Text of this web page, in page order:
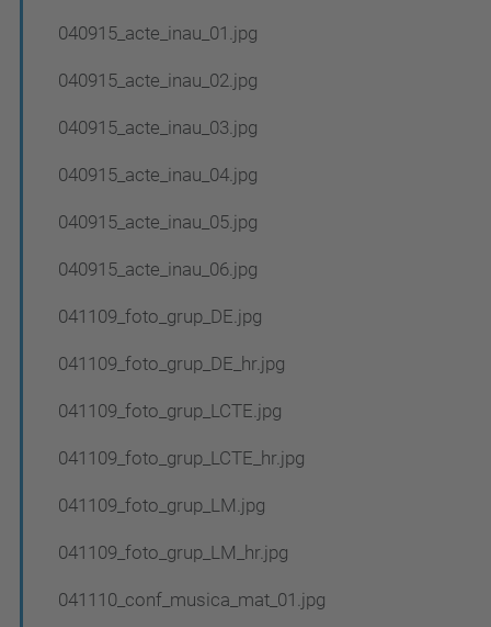
040915_acte_inau_01.jpg
040915_acte_inau_02.jpg
040915_acte_inau_03.jpg
040915_acte_inau_04.jpg
040915_acte_inau_05.jpg
040915_acte_inau_06.jpg
041109_foto_grup_DE.jpg
041109_foto_grup_DE_hr.jpg
041109_foto_grup_LCTE.jpg
041109_foto_grup_LCTE_hr.jpg
041109_foto_grup_LM.jpg
041109_foto_grup_LM_hr.jpg
041110_conf_musica_mat_01.jpg